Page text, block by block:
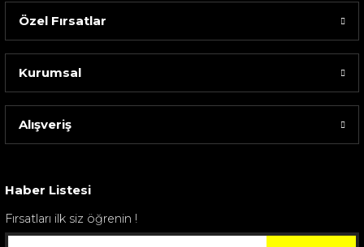
Sarev Elfıda Flanel Nevresim Takımı Çift Kişili...
Özel Fırsatlar
Kurumsal
Alışveriş
Haber Listesi
Fırsatları ilk siz öğrenin !